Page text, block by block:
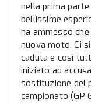
nella prima
bellissime
ha ammesso
nuova moto. Ci
caduta e così
iniziato ad
sostituzione del
campionato (GP